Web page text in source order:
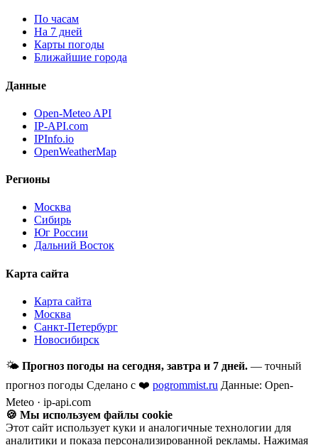
По часам
На 7 дней
Карты погоды
Ближайшие города
Данные
Open-Meteo API
IP-API.com
IPInfo.io
OpenWeatherMap
Регионы
Москва
Сибирь
Юг России
Дальний Восток
Карта сайта
Карта сайта
Москва
Санкт-Петербург
Новосибирск
🌤 Прогноз погоды на сегодня, завтра и 7 дней. — точный
прогноз погоды Сделано с ❤️ pogrommist.ru Данные: Open-
Meteo · ip-api.com
🍪 Мы используем файлы cookie
Этот сайт использует куки и аналогичные технологии для
аналитики и показа персонализированной рекламы. Нажимая